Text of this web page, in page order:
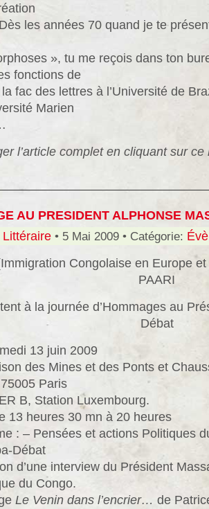
les années 70 quand je te
», tu me reçois dans ton
fonctions de
fac des lettres à l’Université de
Marien
l’article complet en cliquant sur ce
AU PRESIDENT ALPHONSE
Littéraire • 5 Mai 2009 • Catégorie:
Congolaise en Europe
PAARI
à la journée d’Hommages au
Débat
13 juin 2009
des Mines et des Ponts et
Paris
B, Station Luxembourg.
13 heures 30 mn à 20 heures
: – Pensées et actions Politiques
Débat
d’une interview du Président
du Congo.
Le Venin dans l’encrier… de